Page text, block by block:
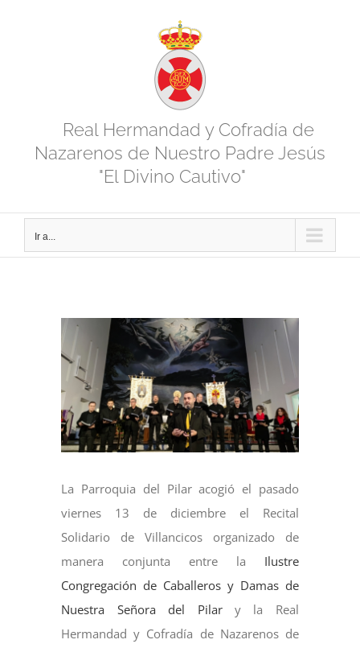
Real Hermandad y Cofradía de
Nazarenos de Nuestro Padre Jesús
"El Divino Cautivo"
Ir a...
Ver
imagen
más
grande
La Parroquia del Pilar acogió el pasado
viernes 13 de diciembre el Recital
Solidario de Villancicos organizado de
manera conjunta entre la Ilustre
Congregación de Caballeros y Damas de
Nuestra Señora del Pilary la Real
Hermandad y Cofradía de Nazarenos de